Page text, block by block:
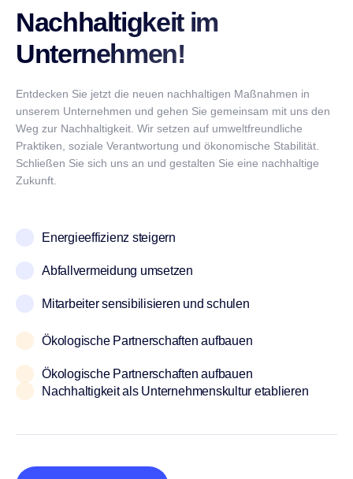
Nachhaltigkeit im
Unternehmen!
Entdecken Sie jetzt die neuen nachhaltigen Maßnahmen in
unserem Unternehmen und gehen Sie gemeinsam mit uns den
Weg zur Nachhaltigkeit. Wir setzen auf umweltfreundliche
Praktiken, soziale Verantwortung und ökonomische Stabilität.
Schließen Sie sich uns an und gestalten Sie eine nachhaltige
Zukunft.
Energieeffizienz steigern
Abfallvermeidung umsetzen
Mitarbeiter sensibilisieren und schulen
Ökologische Partnerschaften aufbauen
Ökologische Partnerschaften aufbauen
Nachhaltigkeit als Unternehmenskultur etablieren